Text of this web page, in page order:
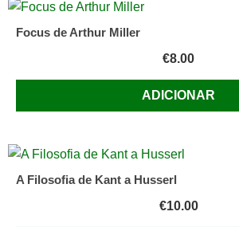
Focus de Arthur Miller
€8.00
ADICIONAR
A Filosofia de Kant a Husserl
€10.00